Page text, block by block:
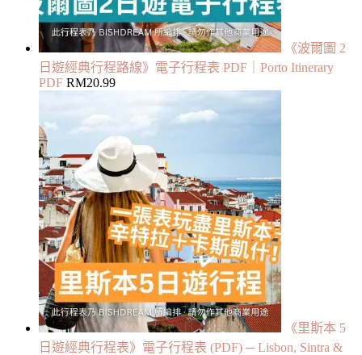
《波爾圖 2
日遊經典行程路線》電子行程表 PDF｜Porto Itinerary
PDF RM20.99
《里斯本 5
日遊經典行程表》電子行程表 (PDF) ─ Lisbon, Sintra &